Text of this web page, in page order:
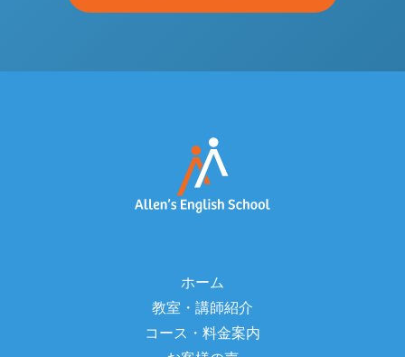
ホーム
教室・講師紹介
コース・料金案内